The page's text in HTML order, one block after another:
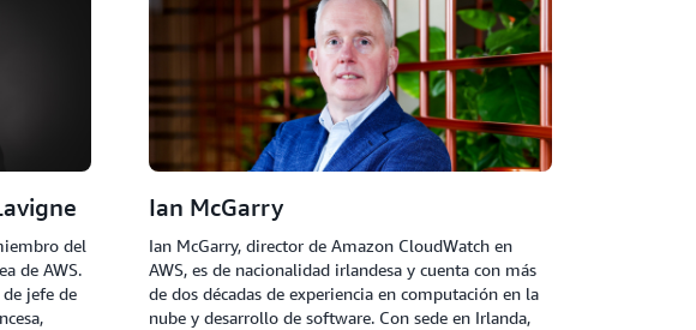
del
de AWS.
jefe de
Ian McGarry
Ian McGarry, director de Amazon CloudWatch en
AWS, es de nacionalidad irlandesa y cuenta con más
de dos décadas de experiencia en computación en la
nube y desarrollo de software. Con sede en Irlanda,